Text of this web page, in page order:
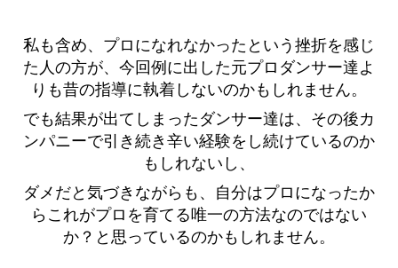
私も含め、プロになれなかったという挫折を感じ
た人の方が、今回例に出した元プロダンサー達よ
りも昔の指導に執着しないのかもしれません。
でも結果が出てしまったダンサー達は、その後カ
ンパニーで引き続き辛い経験をし続けているのか
もしれないし、
ダメだと気づきながらも、自分はプロになったか
らこれがプロを育てる唯一の方法なのではない
か？と思っているのかもしれません。